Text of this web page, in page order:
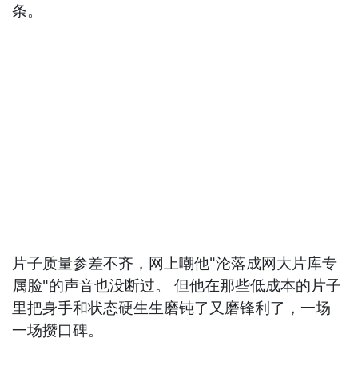
条。
片子质量参差不齐，网上嘲他"沦落成网大片库专
属脸"的声音也没断过。 但他在那些低成本的片子
里把身手和状态硬生生磨钝了又磨锋利了，一场
一场攒口碑。